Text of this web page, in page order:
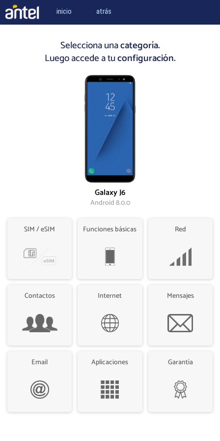
inicio atrás
Selecciona unacategoría.
Luego accede a tuconfiguración.
Galaxy J6
Android 8.0.0
SIM / eSIM Funciones básicas Red
Contactos Internet Mensajes
Email Aplicaciones Garantía